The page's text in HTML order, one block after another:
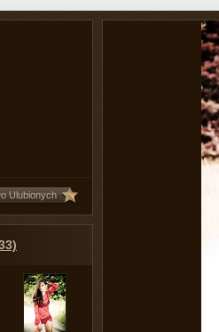
Ulubionych